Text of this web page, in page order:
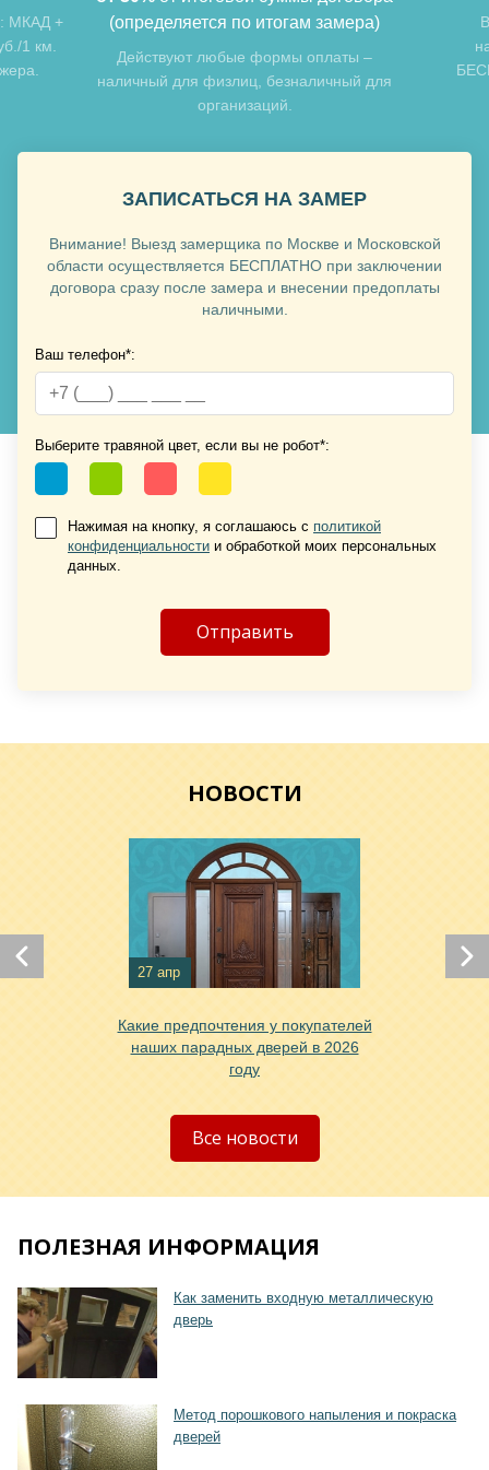
Хочу такую
Хочу такую
Хочу такую
Хочу такую
Хочу такую
Хочу такую
МКАД +
1 км.
(определяется по итогам замера)
Действуют любые формы оплаты –
наличный для физлиц, безналичный для
организаций.
ЗАПИСАТЬСЯ НА ЗАМЕР
Внимание! Выезд замерщика по Москве и Московской
области осуществляется БЕСПЛАТНО при заключении
договора сразу после замера и внесении предоплаты
наличными.
Ваш телефон*:
Выберите травяной цвет, если вы не робот*:
Нажимая на кнопку, я соглашаюсь с политикой
конфиденциальности и обработкой моих персональных
данных.
НОВОСТИ
27 апр
Какие предпочтения у покупателей
наших парадных дверей в 2026
году
Все новости
ПОЛЕЗНАЯ ИНФОРМАЦИЯ
Как заменить входную металлическую
дверь
Метод порошкового напыления и покраска
дверей